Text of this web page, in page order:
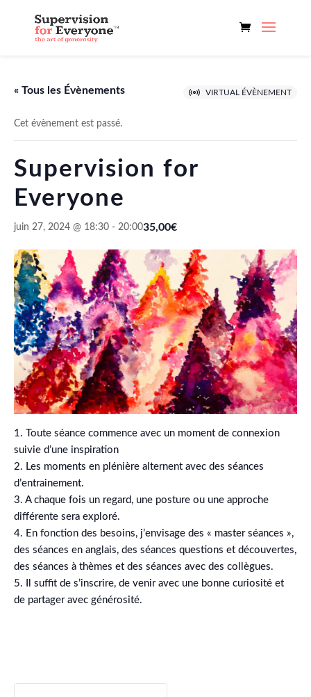
« Tous les Évènements VIRTUAL ÉVÈNEMENT
Cet évènement est passé.
Supervision for
Everyone
juin 27, 2024 @ 18:30 - 20:0035,00€
1. Toute séance commence avec un moment de connexion
suivie d’une inspiration
2. Les moments en plénière alternent avec des séances
d’entrainement.
3. A chaque fois un regard, une posture ou une approche
différente sera exploré.
4. En fonction des besoins, j’envisage des « master séances »,
des séances en anglais, des séances questions et découvertes,
des séances à thèmes et des séances avec des collègues.
5. Il suffit de s’inscrire, de venir avec une bonne curiosité et
de partager avec générosité.